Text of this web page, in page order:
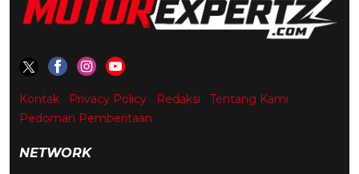
Kontak Privacy Policy Redaksi
Tentang Kami
Pedoman Pemberitaan
NETWORK